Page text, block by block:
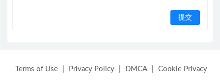
Terms of Use Privacy Policy DMCA Cookie Privacy